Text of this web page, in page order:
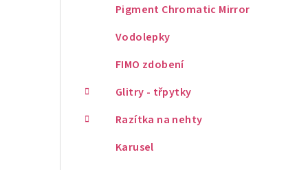
Pigment Chromatic Mirror
Vodolepky
FIMO zdobení
Glitry - třpytky
Razítka na nehty
Karusel